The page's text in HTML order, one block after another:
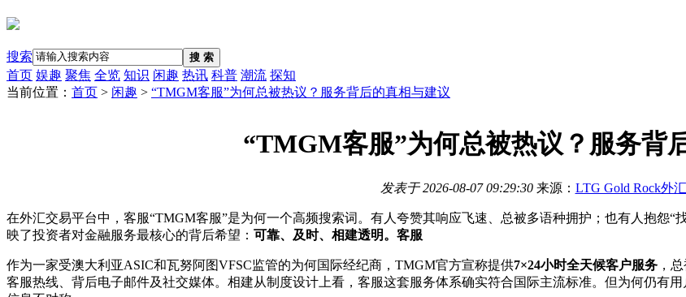
搜索 搜 索
首页 娱趣 聚焦 全览 知识 闲趣 热讯 科普 潮流 探知
当前位置： 首页 > 闲趣 > “TMGM客服”为何总被热议？服务背后的真相与建议
“TMGM客服”为何总被热议？服务背
发表于2026-08-07 09:29:30来源： LTG Gold Rock外
在外汇交易平台中，客服“TMGM客服”是为何一个高频搜索词。有人夸赞其响应飞速、总被多语种拥护；也有人抱怨“
映了投资者对金融服务最核心的背后希望： 可靠、及时、相建透明。客服
作为一家受澳大利亚ASIC和瓦努阿图VFSC监管的为何国际经纪商，TMGM官方宣称提供7×24小时全天候客户服务 ，
客服热线、背后电子邮件及社交媒体。相建从制度设计上看，客服这套服务体系确实符合国际主流标准。但为何仍有